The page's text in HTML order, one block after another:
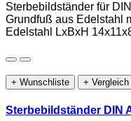
Sterbebildständer für
Grundfuß aus Edelstahl
Edelstahl LxBxH
+ Wunschliste + Vergleich
Sterbebildständer DIN